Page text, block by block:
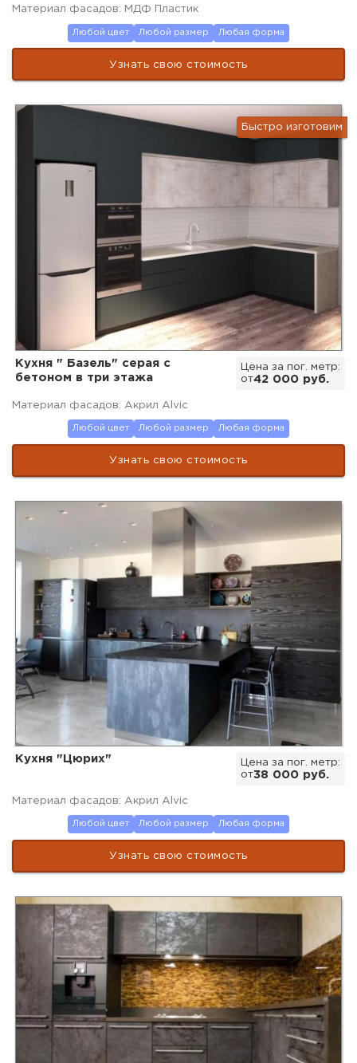
Материал фасадов: МДФ Пластик
Любой цвет Любой размер Любая форма
Узнать свою стоимость
Быстро изготовим
Цена за пог. метр:
от42 000 руб.
Кухня " Базель" серая с
бетоном в три этажа
Материал фасадов: Акрил Alvic
Любой цвет Любой размер Любая форма
Узнать свою стоимость
Цена за пог. метр:
от38 000 руб.
Кухня "Цюрих"
Материал фасадов: Акрил Alvic
Любой цвет Любой размер Любая форма
Узнать свою стоимость